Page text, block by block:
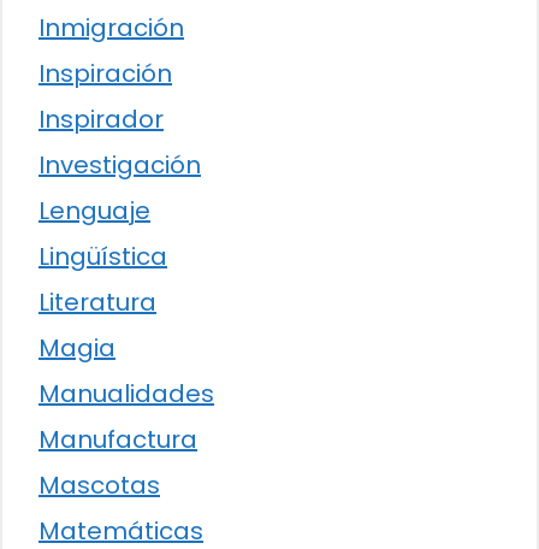
Inmigración
Inspiración
Inspirador
Investigación
Lenguaje
Lingüística
Literatura
Magia
Manualidades
Manufactura
Mascotas
Matemáticas